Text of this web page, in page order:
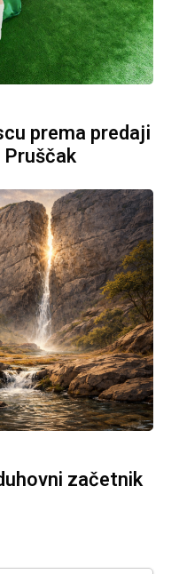
prema predaji
začetnik